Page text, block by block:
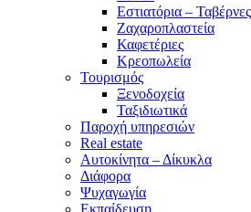
Εστιατόρια – Ταβέρνες
Ζαχαροπλαστεία
Καφετέριες
Κρεοπωλεία
Τουρισμός
Ξενοδοχεία
Ταξιδιωτικά
Παροχή υπηρεσιών
Real estate
Αυτοκίνητα – Δίκυκλα
Διάφορα
Ψυχαγωγία
Εκπαίδευση